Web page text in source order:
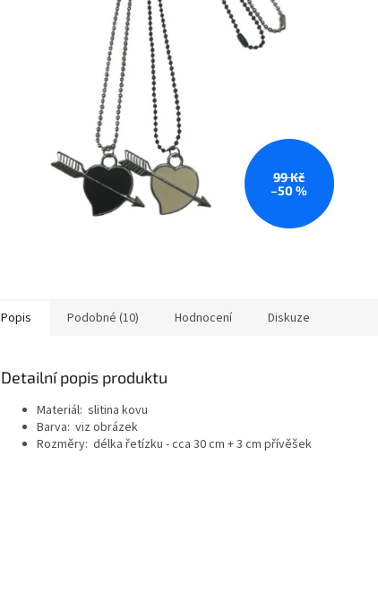
99 Kč
–50 %
Popis Podobné (10) Hodnocení Diskuze
Detailní popis produktu
Materiál: slitina kovu
Barva: viz obrázek
Rozměry: délka řetízku - cca 30 cm + 3 cm přívěšek